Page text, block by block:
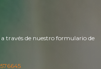
través de nuestro formulario de